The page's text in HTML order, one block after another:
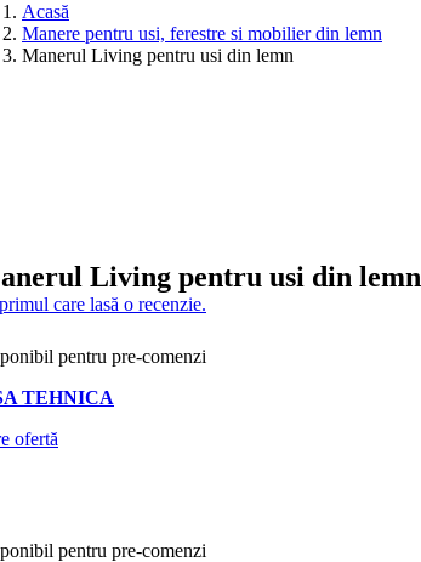
Acasă
Manere pentru usi, ferestre si mobilier din lemn
Manerul Living pentru usi din lemn
Living pentru usi din lemn
care lasă o recenzie.
pentru pre-comenzi
TEHNICA
ofertă
pentru pre-comenzi